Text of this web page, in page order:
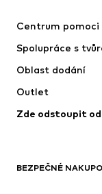
NIKE
Centrum
Spolupráce s
Oblast dodání
Outlet
Zde odstoupit
BEZPEČNÉ